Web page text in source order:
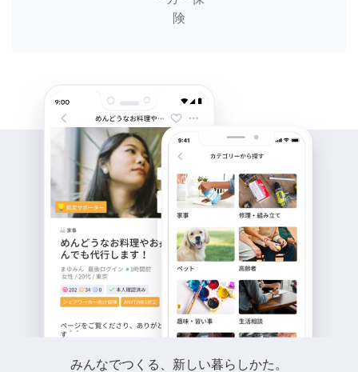
険
みんなでつくる、新しい暮らしかた。